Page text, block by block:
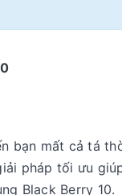
bạn mất cả tá
pháp tối ưu
Black Berry 10.